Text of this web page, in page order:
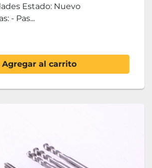
Estado: Nuevo
- Pas...
Agregar al carrito